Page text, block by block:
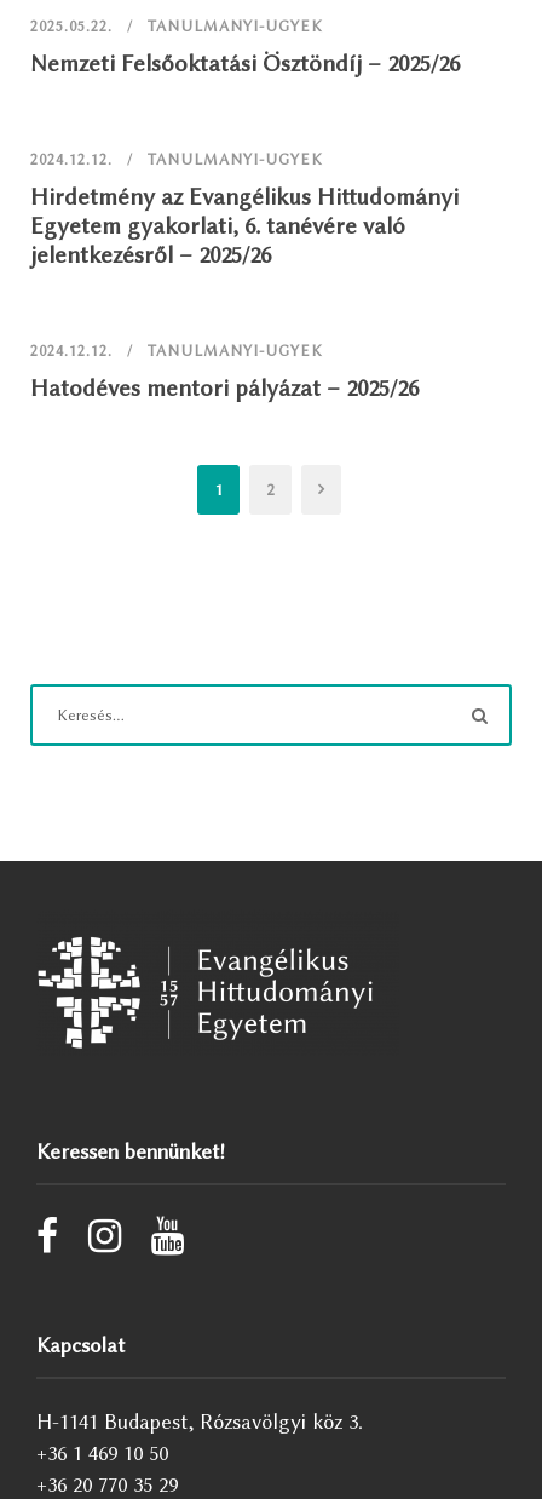
2025.05.22. TANULMANYI-UGYEK
Nemzeti Felsőoktatási Ösztöndíj – 2025/26
2024.12.12. TANULMANYI-UGYEK
Hirdetmény az Evangélikus Hittudományi
Egyetem gyakorlati, 6. tanévére való
jelentkezésről – 2025/26
2024.12.12. TANULMANYI-UGYEK
Hatodéves mentori pályázat – 2025/26
1 2
Keressen bennünket!
Kapcsolat
H-1141 Budapest, Rózsavölgyi köz 3.
+36 1 469 10 50
+36 20 770 35 29